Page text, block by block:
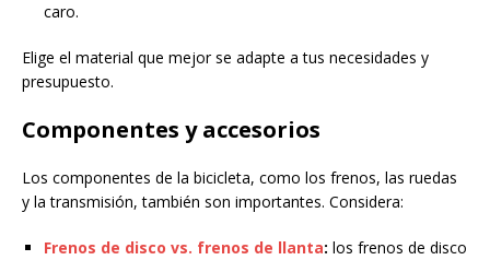
caro.
Elige el material que mejor se adapte a tus necesidades y
presupuesto.
Componentes y accesorios
Los componentes de la bicicleta, como los frenos, las ruedas
y la transmisión, también son importantes. Considera:
Frenos de disco vs. frenos de llanta: los frenos de disco